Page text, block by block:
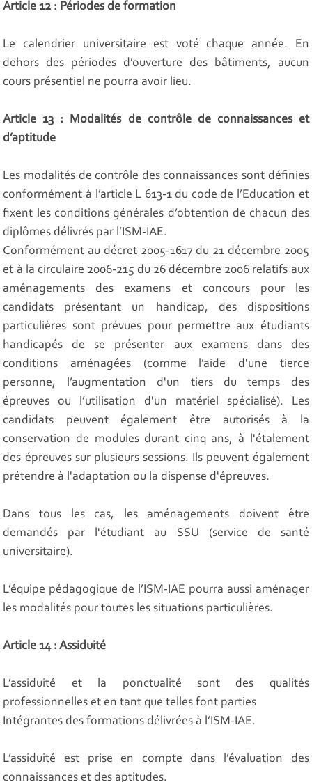
Article 12 : Périodes de formation
Le calendrier universitaire est voté chaque année. En
dehors des périodes d’ouverture des bâtiments, aucun
cours présentiel ne pourra avoir lieu.
Article 13 : Modalités de contrôle de connaissances et
d’aptitude
Les modalités de contrôle des connaissances sont définies
conformément à l’article L 613-1 du code de l’Education et
fixent les conditions générales d’obtention de chacun des
diplômes délivrés par l’ISM-IAE.
Conformément au décret 2005-1617 du 21 décembre 2005
et à la circulaire 2006-215 du 26 décembre 2006 relatifs aux
aménagements des examens et concours pour les
candidats présentant un handicap, des dispositions
particulières sont prévues pour permettre aux étudiants
handicapés de se présenter aux examens dans des
conditions aménagées (comme l’aide d'une tierce
personne, l’augmentation d'un tiers du temps des
épreuves ou l’utilisation d'un matériel spécialisé). Les
candidats peuvent également être autorisés à la
conservation de modules durant cinq ans, à l'étalement
des épreuves sur plusieurs sessions. Ils peuvent également
prétendre à l'adaptation ou la dispense d'épreuves.
Dans tous les cas, les aménagements doivent être
demandés par l'étudiant au SSU (service de santé
universitaire).
L’équipe pédagogique de l’ISM-IAE pourra aussi aménager
les modalités pour toutes les situations particulières.
Article 14 : Assiduité
L’assiduité et la ponctualité sont des qualités
professionnelles et en tant que telles font parties
Intégrantes des formations délivrées à l’ISM-IAE.
L’assiduité est prise en compte dans l’évaluation des
connaissances et des aptitudes.